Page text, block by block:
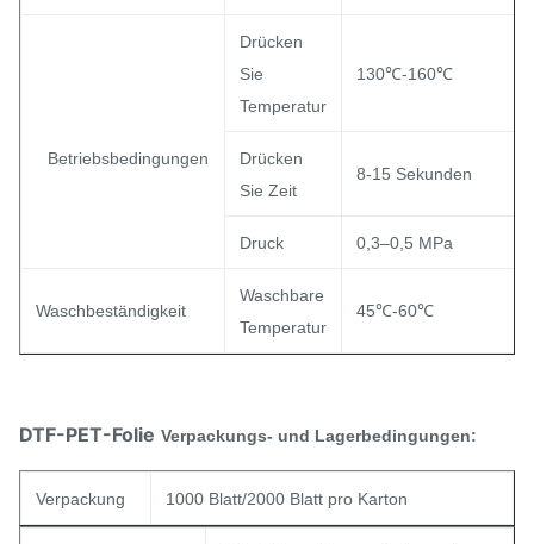
Betriebsbedingungen
Drücken
Sie
Temperatur
130℃-160℃
Drücken
Sie Zeit
8-15 Sekunden
Druck 0,3–0,5 MPa
Waschbeständigkeit
Waschbare
Temperatur
45℃-60℃
DTF-PET-Folie Verpackungs- und Lagerbedingungen:
Verpackung 1000 Blatt/2000 Blatt pro Karton